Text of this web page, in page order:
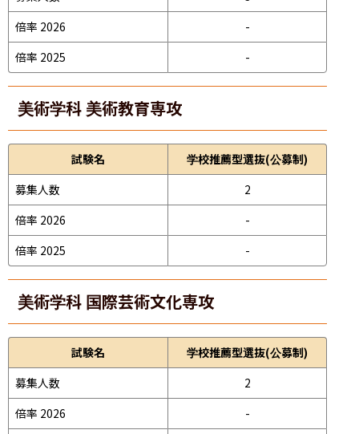
倍率 2026
-
倍率 2025
-
美術学科 美術教育専攻
試験名
学校推薦型選抜(公募制)
募集人数
2
倍率 2026
-
倍率 2025
-
美術学科 国際芸術文化専攻
試験名
学校推薦型選抜(公募制)
募集人数
2
倍率 2026
-